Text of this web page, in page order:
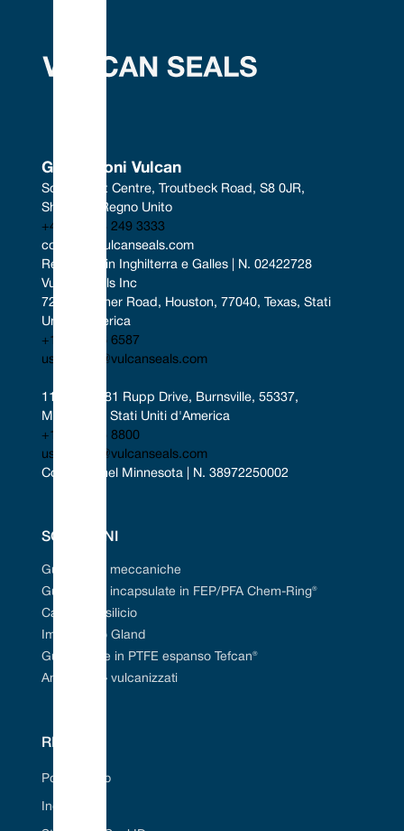
Guarnizioni Vulcan
South West Centre, Troutbeck Road, S8 0JR,
Sheffield, Regno Unito
+44 (0) 114 249 3333
contact@vulcanseals.com
Registrato in Inghilterra e Galles | N. 02422728
Vulcan Seals Inc
7221 Gessner Road, Houston, 77040, Texas, Stati
Uniti d'America
+1 346 856 6587
uscontact@vulcanseals.com
11401-11481 Rupp Drive, Burnsville, 55337,
Minnesota, Stati Uniti d'America
+1 952 955 8800
uscontact@vulcanseals.com
Costituita nel Minnesota | N. 38972250002
SOLUZIONI
Guarnizioni meccaniche
Guarnizioni incapsulate in FEP/PFA Chem-Ring®
Carburo di silicio
Imballaggio Gland
Guarnizione in PTFE espanso Tefcan®
Anelli a «O» vulcanizzati
RISORSE
Portale Web
Industrie